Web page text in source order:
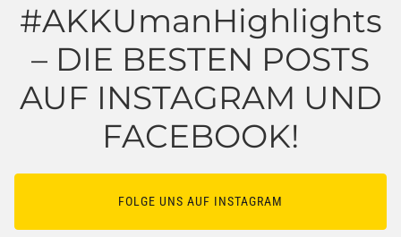
#AKKUmanHighlights
– DIE BESTEN POSTS
AUF INSTAGRAM UND
FACEBOOK!
FOLGE UNS AUF INSTAGRAM